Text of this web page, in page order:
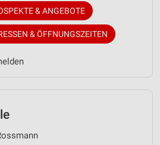
& ANGEBOTE
& ÖFFNUNGSZEITEN